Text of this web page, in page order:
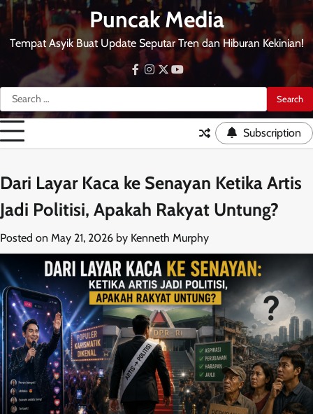
Skip
to
content
Puncak Media
Tempat Asyik Buat Update Seputar Tren dan Hiburan Kekinian!
Search
for:
facebook
instagram
twitteryoutube
Subscription
Dari Layar Kaca ke Senayan Ketika Artis
Jadi Politisi, Apakah Rakyat Untung?
Posted on May 21, 2026 by Kenneth Murphy